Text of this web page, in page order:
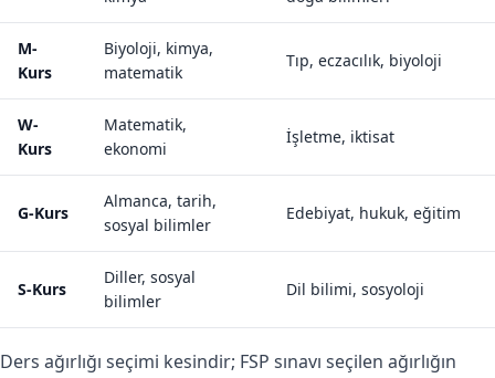
M-
Kurs
Biyoloji, kimya,
matematik
Tıp, eczacılık, biyoloji
W-
Kurs
Matematik,
ekonomi
İşletme, iktisat
G-Kurs
Almanca, tarih,
sosyal bilimler
Edebiyat, hukuk, eğitim
S-Kurs
Diller, sosyal
bilimler
Dil bilimi, sosyoloji
Ders ağırlığı seçimi kesindir; FSP sınavı seçilen ağırlığın